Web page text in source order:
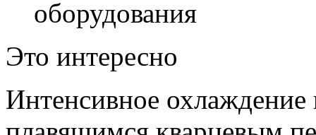
оборудования
Это интересно
Интенсивное охлаждение